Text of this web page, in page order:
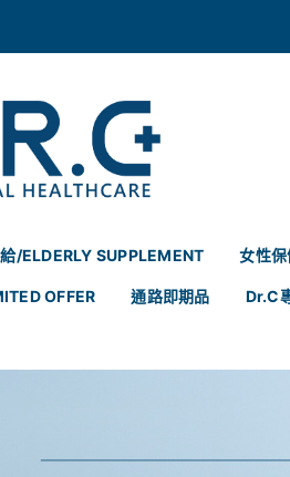
/ELDERLY SUPPLEMENT 女性
OFFER 通路即期品 Dr.C